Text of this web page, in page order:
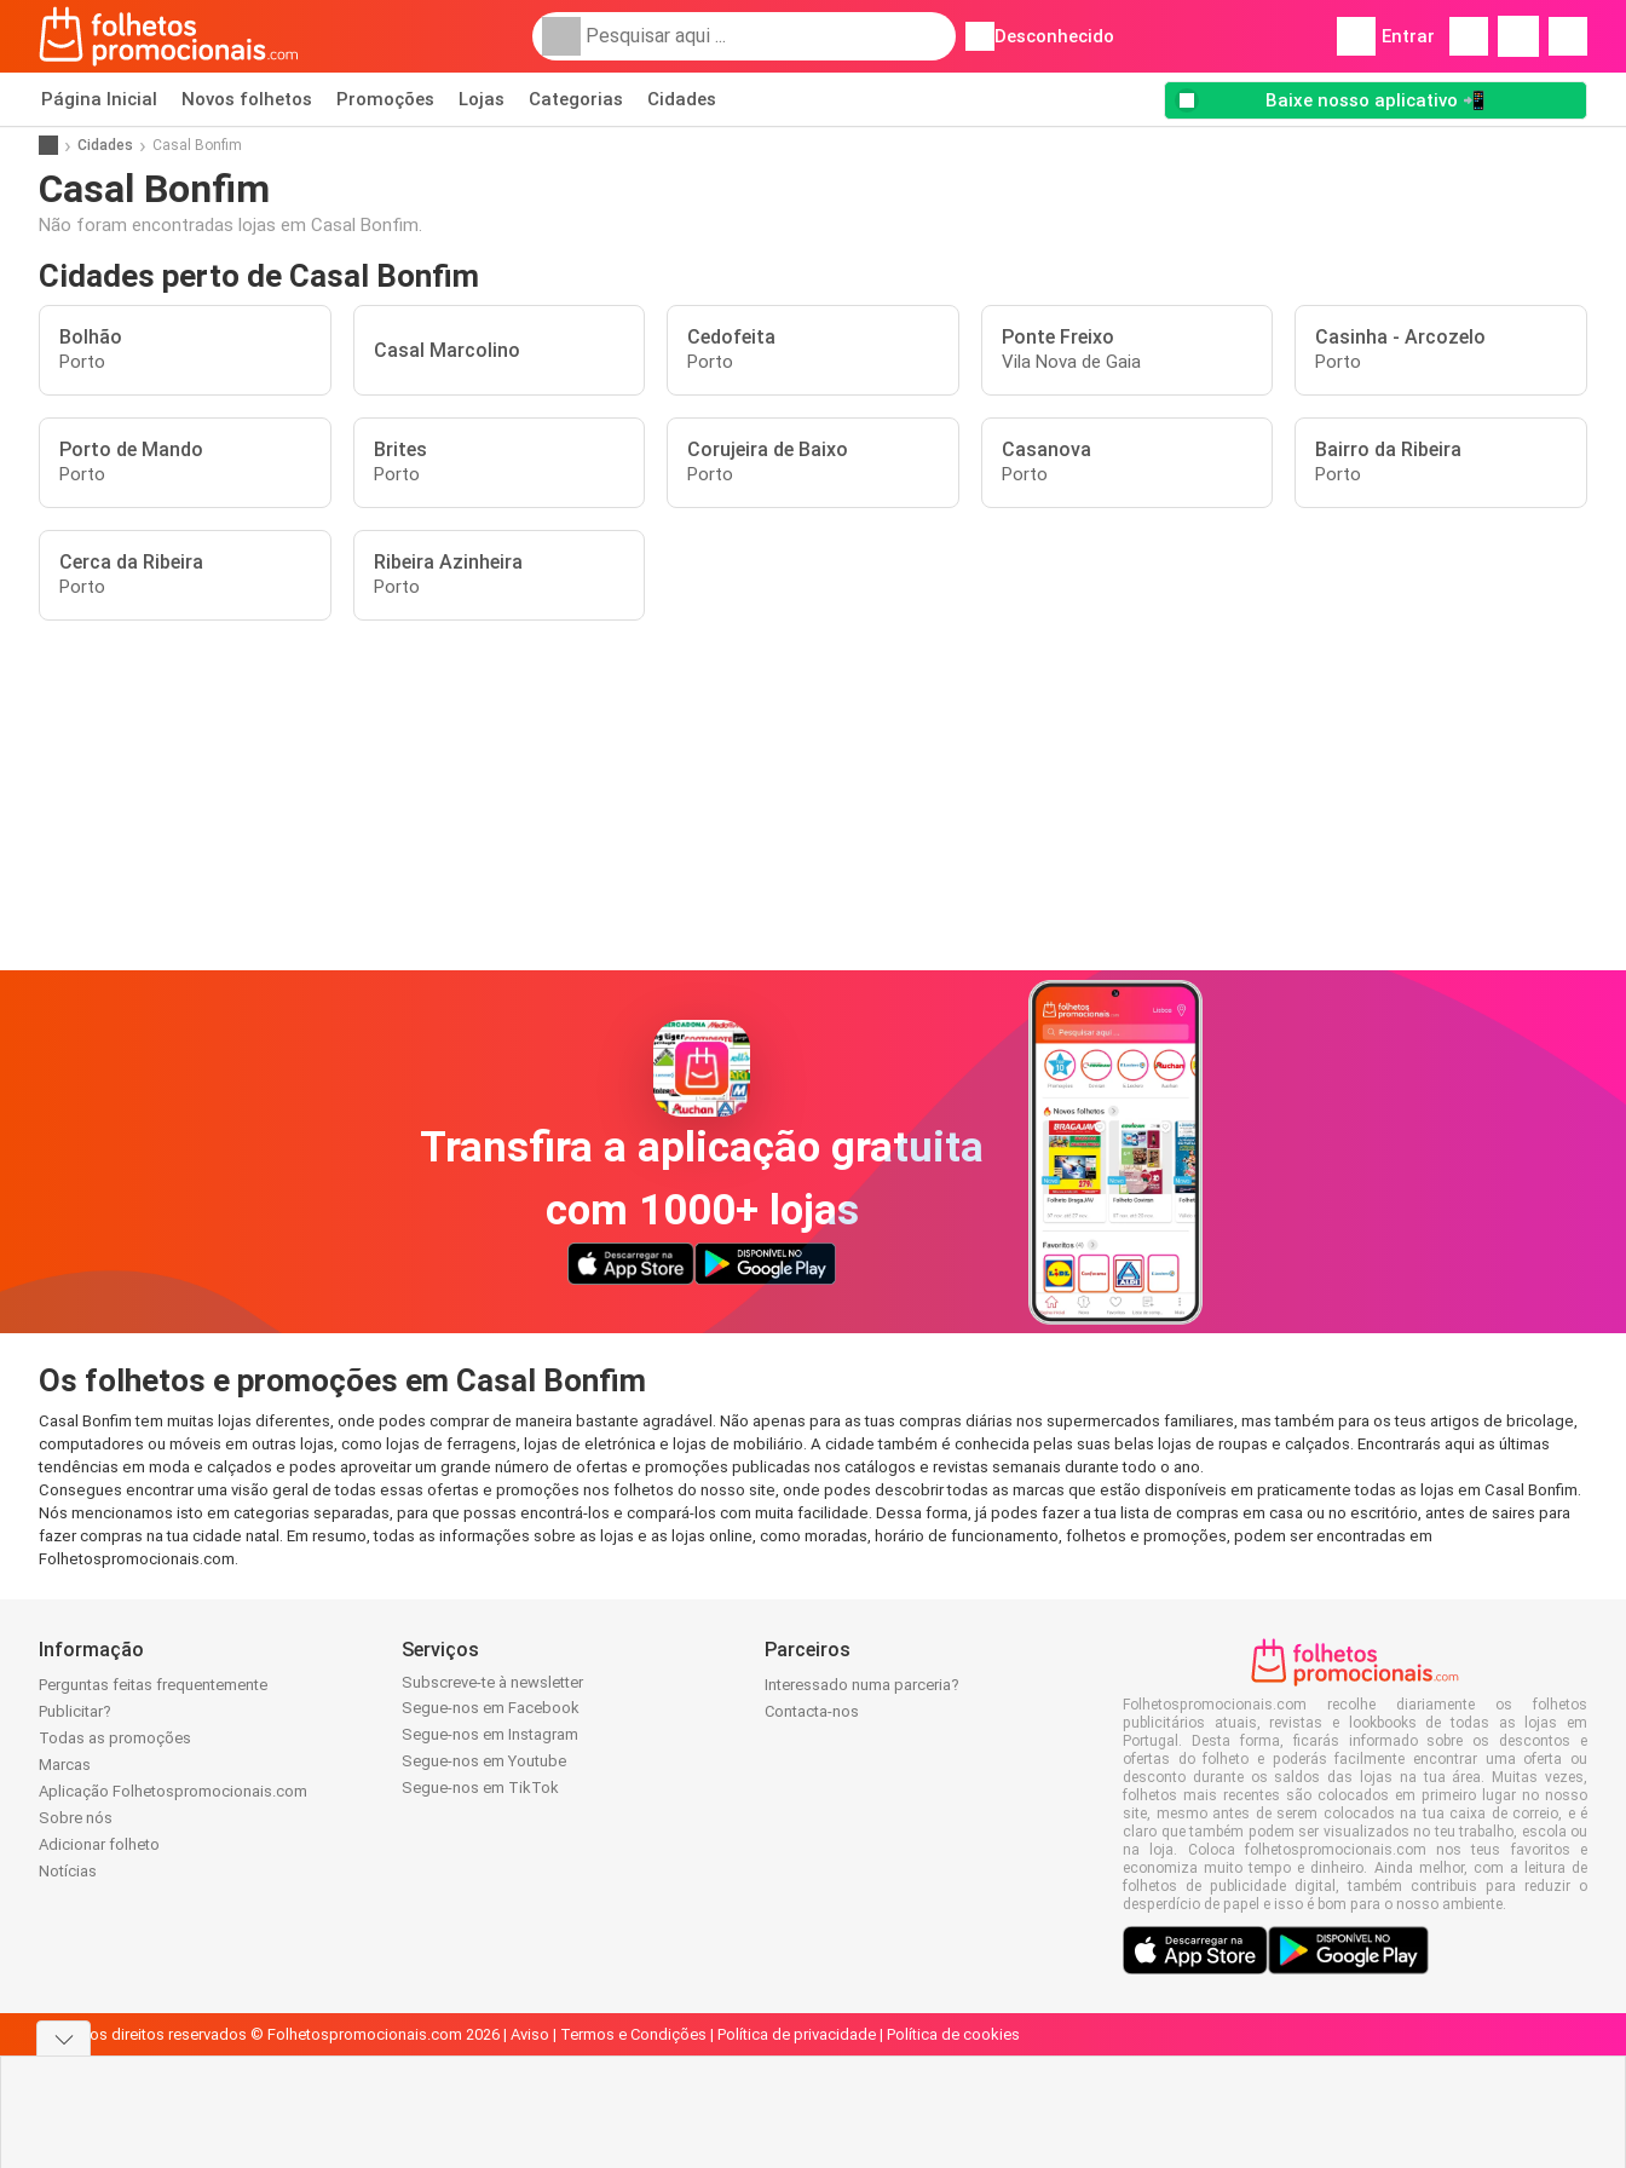
Desconhecido Entrar
Página Inicial Novos folhetos Promoções Lojas Categorias Cidades Baixe nosso aplicativo 📲
Cidades Casal Bonfim
Casal Bonfim
Não foram encontradas lojas em Casal Bonfim.
Cidades perto de Casal Bonfim
Bolhão
Porto Casal Marcolino
Cedofeita
Porto
Ponte Freixo
Vila Nova de Gaia
Casinha - Arcozelo
Porto
Porto de Mando
Porto
Brites
Porto
Corujeira de Baixo
Porto
Casanova
Porto
Bairro da Ribeira
Porto
Cerca da Ribeira
Porto
Ribeira Azinheira
Porto
Transfira a aplicação gratuita
com 1000+ lojas
Os folhetos e promoções em Casal Bonfim
Casal Bonfim tem muitas lojas diferentes, onde podes comprar de maneira bastante agradável. Não apenas para as tuas compras diárias nos supermercados familiares, mas também para os teus artigos de bricolage,
computadores ou móveis em outras lojas, como lojas de ferragens, lojas de eletrónica e lojas de mobiliário. A cidade também é conhecida pelas suas belas lojas de roupas e calçados. Encontrarás aqui as últimas
tendências em moda e calçados e podes aproveitar um grande número de ofertas e promoções publicadas nos catálogos e revistas semanais durante todo o ano.
Consegues encontrar uma visão geral de todas essas ofertas e promoções nos folhetos do nosso site, onde podes descobrir todas as marcas que estão disponíveis em praticamente todas as lojas em Casal Bonfim.
Nós mencionamos isto em categorias separadas, para que possas encontrá-los e compará-los com muita facilidade. Dessa forma, já podes fazer a tua lista de compras em casa ou no escritório, antes de saires para
fazer compras na tua cidade natal. Em resumo, todas as informações sobre as lojas e as lojas online, como moradas, horário de funcionamento, folhetos e promoções, podem ser encontradas em
Folhetospromocionais.com.
Informação
Perguntas feitas frequentemente
Publicitar?
Todas as promoções
Marcas
Aplicação Folhetospromocionais.com
Sobre nós
Adicionar folheto
Notícias
Serviços
Subscreve-te à newsletter
Segue-nos em Facebook
Segue-nos em Instagram
Segue-nos em Youtube
Segue-nos em TikTok
Parceiros
Interessado numa parceria?
Contacta-nos
Folhetospromocionais.com recolhe diariamente os folhetos
publicitários atuais, revistas e lookbooks de todas as lojas em
Portugal. Desta forma, ficarás informado sobre os descontos e
ofertas do folheto e poderás facilmente encontrar uma oferta ou
desconto durante os saldos das lojas na tua área. Muitas vezes,
folhetos mais recentes são colocados em primeiro lugar no nosso
site, mesmo antes de serem colocados na tua caixa de correio, e é
claro que também podem ser visualizados no teu trabalho, escola ou
na loja. Coloca folhetospromocionais.com nos teus favoritos e
economiza muito tempo e dinheiro. Ainda melhor, com a leitura de
folhetos de publicidade digital, também contribuis para reduzir o
desperdício de papel e isso é bom para o nosso ambiente.
Todos os direitos reservados © Folhetospromocionais.com 2026 | Aviso | Termos e Condições | Política de privacidade | Política de cookies